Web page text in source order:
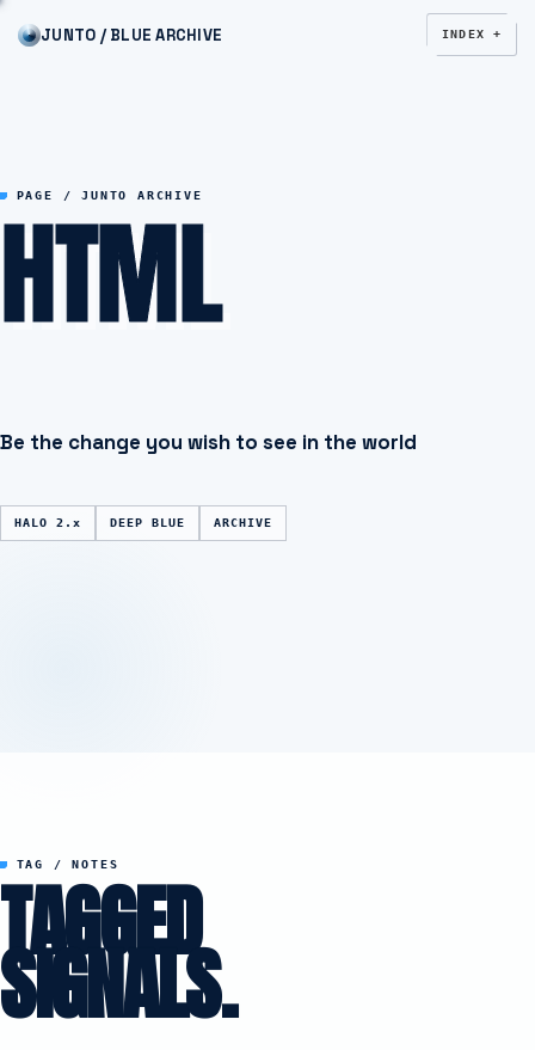
JUNTO / BLUE ARCHIVE INDEX +
PAGE / JUNTO ARCHIVE
HTML
Be the change you wish to see in the world
HALO 2.x DEEP BLUE ARCHIVE
TAG / NOTES
TAGGED
SIGNALS.